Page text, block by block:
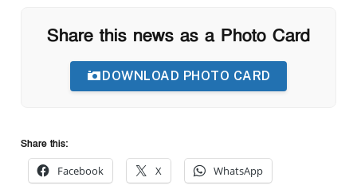
Share this news as a Photo Card
DOWNLOAD PHOTO CARD
Share this:
Facebook X WhatsApp